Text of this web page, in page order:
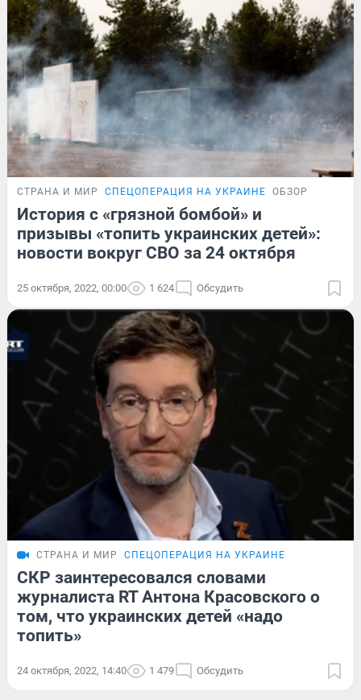
СТРАНА И МИР СПЕЦОПЕРАЦИЯ НА УКРАИНЕ ОБЗОР
История с «грязной бомбой» и
призывы «топить украинских детей»:
новости вокруг СВО за 24 октября
25 октября, 2022, 00:00 1 624 Обсудить
СТРАНА И МИР СПЕЦОПЕРАЦИЯ НА УКРАИНЕ
СКР заинтересовался словами
журналиста RT Антона Красовского о
том, что украинских детей «надо
топить»
24 октября, 2022, 14:40 1 479 Обсудить